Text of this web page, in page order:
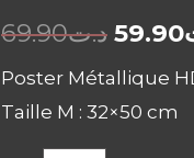
د.ت69.90 59.90
Poster Métallique
Taille M : 32×50 cm
Eren
|
Attack